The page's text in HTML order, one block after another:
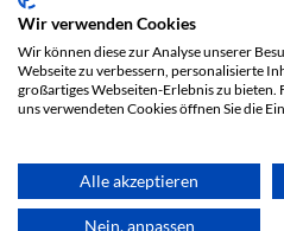
Lindenstraße 37
15848Tauche
besuch@schloss-kossenblatt.de
Anreise mit öffentlichen
Wir verwenden Cookies
Wir können diese zur Analyse unserer
Webseite zu verbessern, personalisierte
großartiges Webseiten-Erlebnis zu
uns verwendeten Cookies öffnen Sie die
Alle akzeptieren
Nein, anpassen